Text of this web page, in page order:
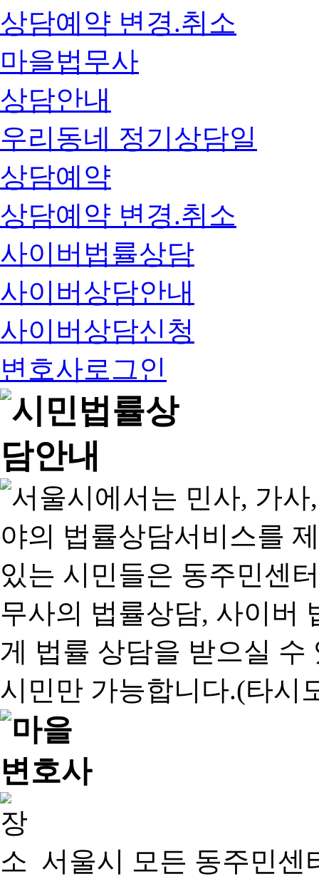
상담예약 변경.취소
마을법무사
상담안내
우리동네 정기상담일
상담예약
상담예약 변경.취소
사이버법률상담
사이버상담안내
사이버상담신청
변호사로그인
서울시 모든 동주민센